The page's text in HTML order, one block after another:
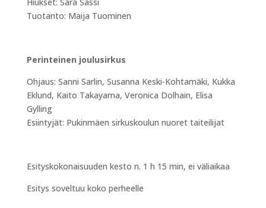
Tuotanto: Maija Tuominen
Perinteinen joulusirkus
Ohjaus: Sanni Sarlin, Susanna Keski-Kohtamäki, Kukka
Eklund, Kaito Takayama, Veronica Dolhain, Elisa
Gylling
Esiintyjät: Pukinmäen sirkuskoulun nuoret taiteilijat
Esityskokonaisuuden kesto n. 1 h 15 min, ei väliaikaa
Esitys soveltuu koko perheelle